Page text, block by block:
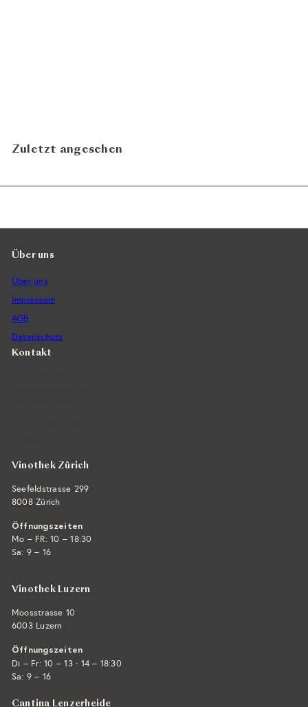
Zuletzt angesehen
Über uns
Über uns
Impressum
AGB
Datenschutz
Kontakt
Vinothek Zürich
Seefeldstrasse 299
8008 Zürich
Öffnungszeiten
Mo – FR: 10 – 18:30
Sa: 9 – 16
Vinothek Luzern
Moosstrasse 10
6003 Luzern
Öffnungszeiten
Di – Fr: 10 – 13 · 14 – 18:30
Sa: 9 – 16
Cantina Lenzerheide